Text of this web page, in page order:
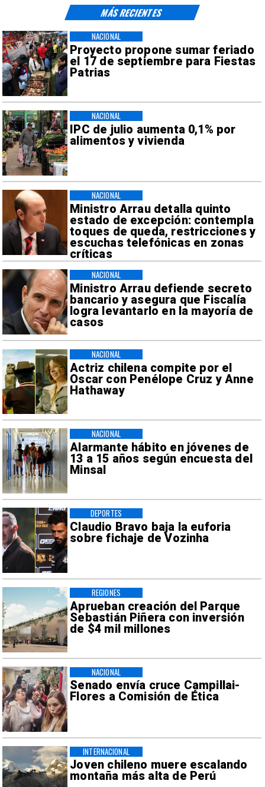
Proyecto propone sumar feriado
el 17 de septiembre para Fiestas
Patrias
NACIONAL
IPC de julio aumenta 0,1% por
alimentos y vivienda
NACIONAL
Ministro Arrau detalla quinto
estado de excepción: contempla
toques de queda, restricciones y
escuchas telefónicas en zonas
críticas
NACIONAL
Ministro Arrau defiende secreto
bancario y asegura que Fiscalía
logra levantarlo en la mayoría de
casos
NACIONAL
Actriz chilena compite por el
Oscar con Penélope Cruz y Anne
Hathaway
NACIONAL
Alarmante hábito en jóvenes de
13 a 15 años según encuesta del
Minsal
NACIONAL
Claudio Bravo baja la euforia
sobre fichaje de Vozinha
DEPORTES
Aprueban creación del Parque
Sebastián Piñera con inversión
de $4 mil millones
REGIONES
Senado envía cruce Campillai-
Flores a Comisión de Ética
NACIONAL
Joven chileno muere escalando
montaña más alta de Perú
INTERNACIONAL
MÁS RECIENTES